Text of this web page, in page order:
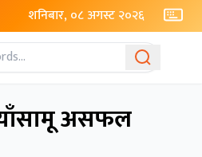
शनिबार, ०८ अगस्ट २०२६
असफल